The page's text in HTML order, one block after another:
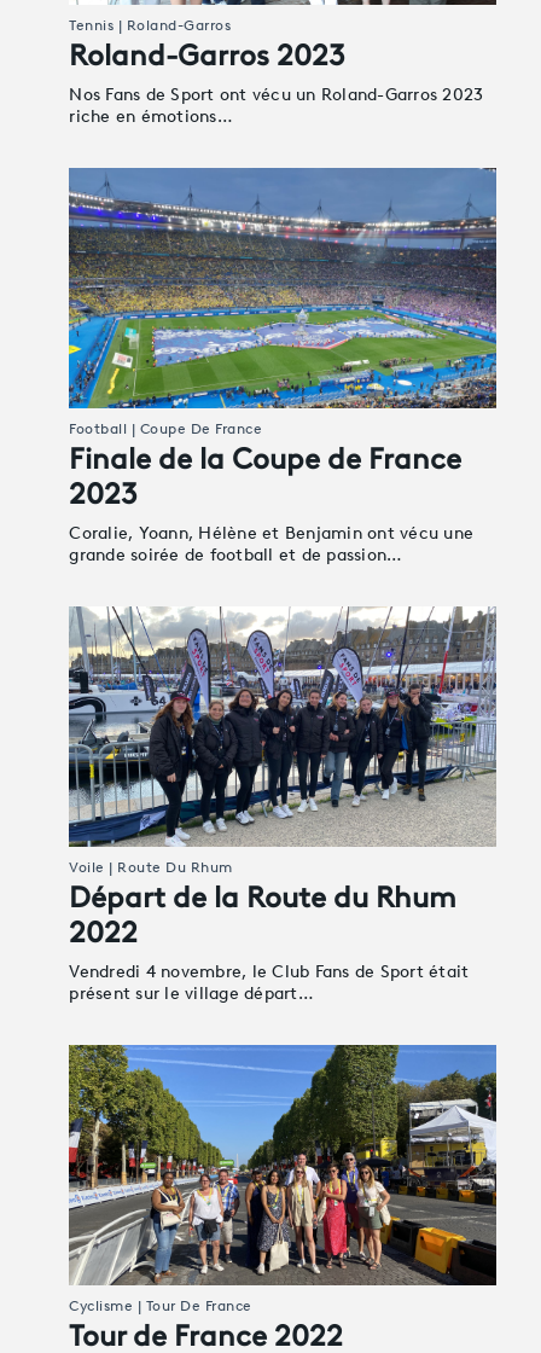
Tennis | Roland-Garros
Roland-Garros 2023
Nos Fans de Sport ont vécu un Roland-Garros 2023
riche en émotions…
Football | Coupe De France
Finale de la Coupe de France
2023
Coralie, Yoann, Hélène et Benjamin ont vécu une
grande soirée de football et de passion…
Voile | Route Du Rhum
Départ de la Route du Rhum
2022
Vendredi 4 novembre, le Club Fans de Sport était
présent sur le village départ…
Cyclisme | Tour De France
Tour de France 2022